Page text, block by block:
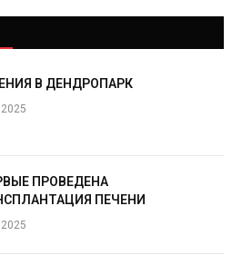
В ДЕНДРОПАРК
ПРОВЕДЕНА
ПЕЧЕНИ